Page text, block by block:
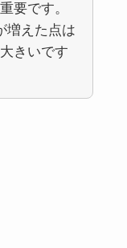
要です。
増えた点は
きいです